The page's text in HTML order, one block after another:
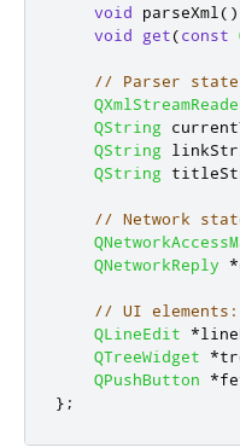
void parseXml
void
get(const
// Parser
QString
QString
QString
// Network
QNetworkReply
*
// UI elements:
QLineEdit
*
QTreeWidget
*
QPushButton
*
};